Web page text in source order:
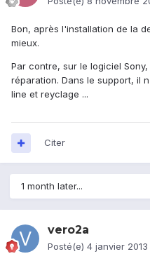
Bon, après l'installation de la
mieux.
Par contre, sur le logiciel
réparation. Dans le support, il
line et reyclage ...
Citer
1 month later...
vero2a
Posté(e) 4 janvier 2013